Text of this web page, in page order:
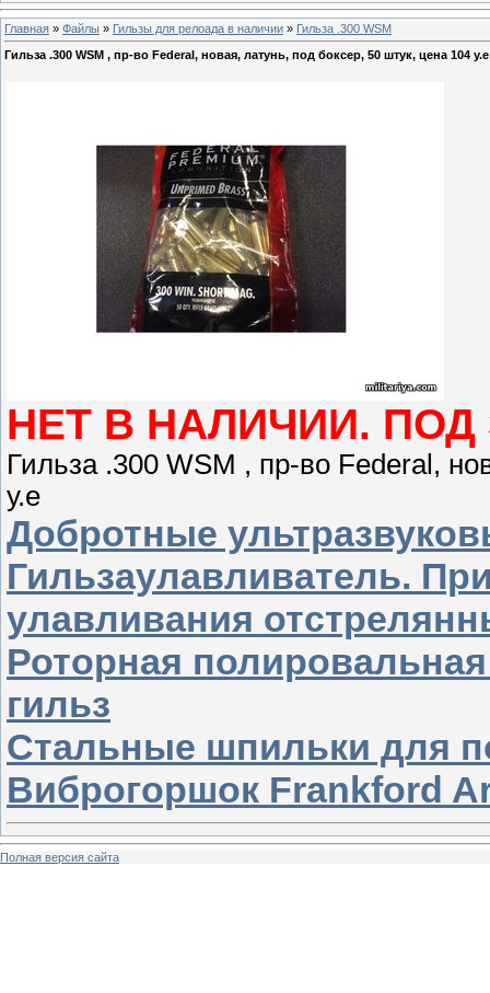
Главная » Файлы » Гильзы для релоада в наличии » Гильза .300 WSM
Гильза .300 WSM , пр-во Federal, новая, латунь, под боксер, 50 штук, цена 104 у.е
НЕТ В НАЛИЧИИ. ПОД
Гильза .300 WSM , пр-во Federal,
у.е
Добротные
Гильзаулавливатель.
улавливания
Роторная
гильз
Стальные шпильки для
Виброгоршок Frankford
Полная версия сайта